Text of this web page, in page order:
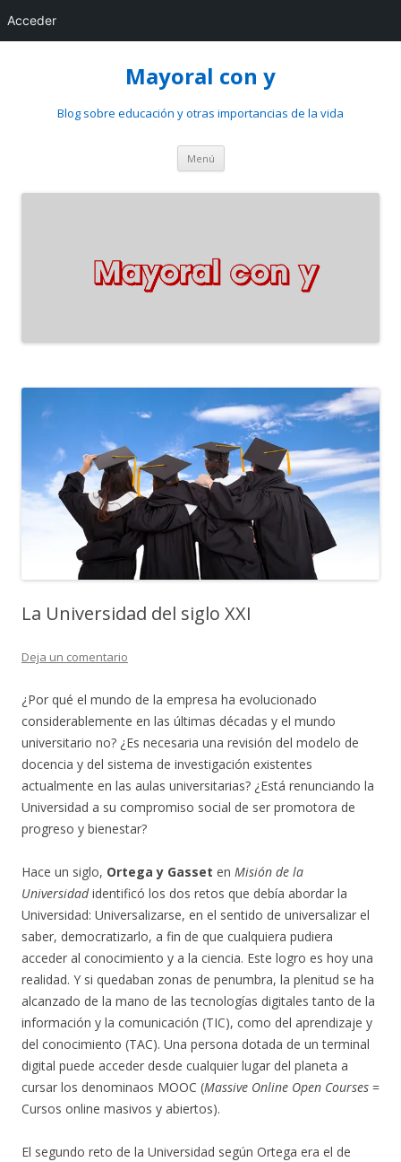
Acceder
Mayoral con y
Blog sobre educación y otras importancias de la vida
Menú Saltar
contenido
La Universidad del siglo XXI
Deja un comentario
¿Por qué el mundo de la empresa ha evolucionado
considerablemente en las últimas décadas y el mundo
universitario no? ¿Es necesaria una revisión del modelo de
docencia y del sistema de investigación existentes
actualmente en las aulas universitarias? ¿Está renunciando la
Universidad a su compromiso social de ser promotora de
progreso y bienestar?
Hace un siglo, Ortega y Gasset en Misión de la
Universidadidentificó los dos retos que debía abordar la
Universidad: Universalizarse, en el sentido de universalizar el
saber, democratizarlo, a fin de que cualquiera pudiera
acceder al conocimiento y a la ciencia. Este logro es hoy una
realidad. Y si quedaban zonas de penumbra, la plenitud se ha
alcanzado de la mano de las tecnologías digitales tanto de la
información y la comunicación (TIC), como del aprendizaje y
del conocimiento (TAC). Una persona dotada de un terminal
digital puede acceder desde cualquier lugar del planeta a
cursar los denominaos MOOC (Massive Online Open Courses =
Cursos online masivos y abiertos).
El segundo reto de la Universidad según Ortega era el de